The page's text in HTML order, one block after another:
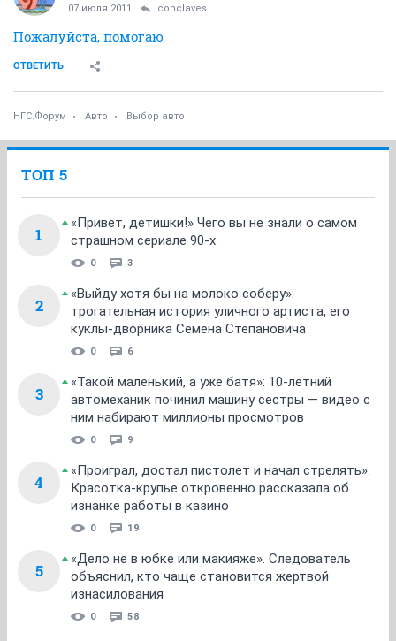
07 июля 2011 conclaves
Пожалуйста, помогаю
ОТВЕТИТЬ
НГС.Форум Авто Выбор авто
ТОП 5
1
«Привет, детишки!» Чего вы не знали о самом
страшном сериале 90-х
0 3
2
«Выйду хотя бы на молоко соберу»:
трогательная история уличного артиста, его
куклы-дворника Семена Степановича
0 6
3
«Такой маленький, а уже батя»: 10-летний
автомеханик починил машину сестры — видео с
ним набирают миллионы просмотров
0 9
4
«Проиграл, достал пистолет и начал стрелять».
Красотка-крупье откровенно рассказала об
изнанке работы в казино
0 19
5
«Дело не в юбке или макияже». Следователь
объяснил, кто чаще становится жертвой
изнасилования
0 58